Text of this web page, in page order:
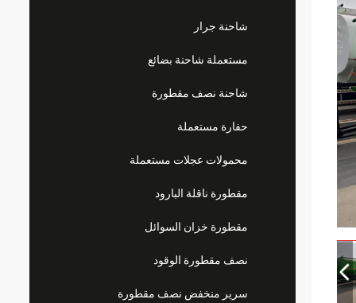
شاحنة جرار
مستعملة شاحنة بضائع
شاحنة نصف مقطورة
حفارة مستعملة
محمولات عجلات مستعملة
مقطورة ناقلة البارود
مقطورة خزان السوائل
نصف مقطورة الوقود
سرير منخفض نصف مقطورة